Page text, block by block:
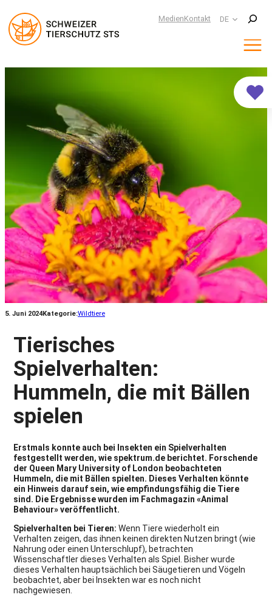
MedienKontakt DE
Suchen
5. Juni 2024Kategorie:Wildtiere
Tierisches
Spielverhalten:
Hummeln, die mit Bällen
spielen
Erstmals konnte auch bei Insekten ein Spielverhalten
festgestellt werden, wie spektrum.de berichtet. Forschende
der Queen Mary University of London beobachteten
Hummeln, die mit Bällen spielten. Dieses Verhalten könnte
ein Hinweis darauf sein, wie empfindungsfähig die Tiere
sind. Die Ergebnisse wurden im Fachmagazin «Animal
Behaviour» veröffentlicht.
Spielverhalten bei Tieren: Wenn Tiere wiederholt ein
Verhalten zeigen, das ihnen keinen direkten Nutzen bringt (wie
Nahrung oder einen Unterschlupf), betrachten
Wissenschaftler dieses Verhalten als Spiel. Bisher wurde
dieses Verhalten hauptsächlich bei Säugetieren und Vögeln
beobachtet, aber bei Insekten war es noch nicht
nachgewiesen.